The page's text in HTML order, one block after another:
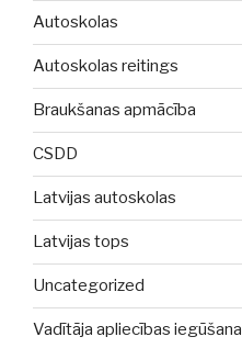
Autoskolas
Autoskolas reitings
Braukšanas apmācība
CSDD
Latvijas autoskolas
Latvijas tops
Uncategorized
Vadītāja apliecības iegūšana